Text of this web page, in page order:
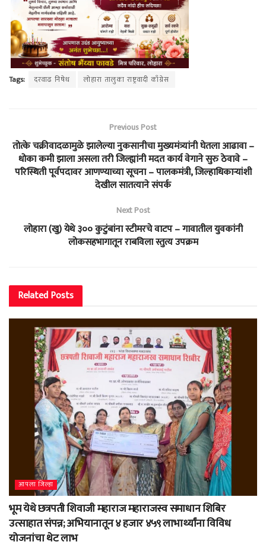
Tags: दरवाढ निषेध लोहारा तालुका राष्ट्रवादी काँग्रेस
Previous Post
तोत्के चक्रीवादळामुळे झालेल्या नुकसानीचा मुख्यमंत्र्यांनी घेतला आढावा –
धोका कमी झाला असला तरी जिल्ह्यांनी मदत कार्य वेगाने सुरु ठेवावे –
परिस्थिती पूर्वपदावर आणण्याच्या सूचना – पालकमंत्री, जिल्हाधिकाऱ्यांशी
देखील सातत्याने संपर्क
Next Post
लोहारा (खु) येथे ३०० कुटुंबांना स्टीमरचे वाटप – गावातील युवकांनी
लोकसहभागातून राबविला स्तुत्य उपक्रम
RelatedPosts
आपला जिल्हा
भूम येथे छत्रपती शिवाजी महाराज महाराजस्व समाधान शिबिर
उत्साहात संपन्न; अभियानातून ४ हजार ४५९ लाभार्थ्यांना विविध
योजनांचा थेट लाभ